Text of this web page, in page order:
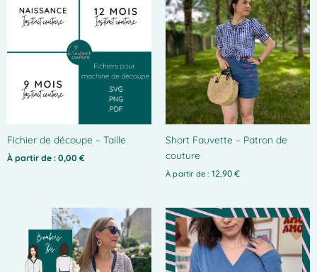
Fichier de découpe – Taille
À partir de : 0,00 €
Short Fauvette – Patron de
couture
À partir de : 12,90 €
produit
plusieurs